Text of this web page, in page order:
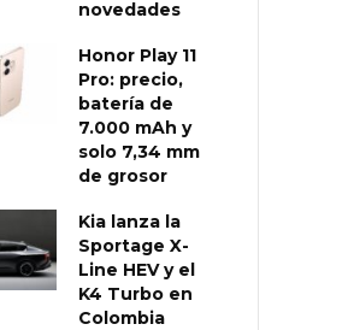
novedades
Honor Play 11
Pro: precio,
batería de
7.000 mAh y
solo 7,34 mm
de grosor
Kia lanza la
Sportage X-
Line HEV y el
K4 Turbo en
Colombia